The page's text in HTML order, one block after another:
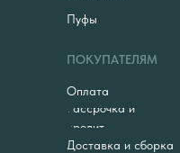
ПОКУПАТЕЛЯМ
Оплата
Рассрочка и
кредит
Доставка и сборка
Пуфы